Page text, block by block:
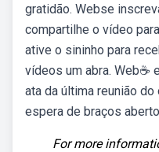
gratidão. Webse
compartilhe o vídeo
ative o sininho para
vídeos um abra. Web☕
ata da última reunião
espera de braços
For more